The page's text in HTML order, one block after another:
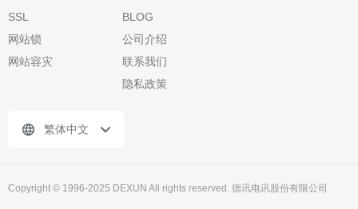
SSL
网站锁
网站容灾
BLOG
公司介绍
联系我们
隐私政策
繁体中文
Copyright © 1996-2025 DEXUN All rights reserved. 德讯电讯股份有限公司